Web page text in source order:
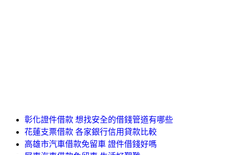
彰化證件借款 想找安全的借錢管道有哪些
花蓮支票借款 各家銀行信用貸款比較
高雄市汽車借款免留車 證件借錢好嗎